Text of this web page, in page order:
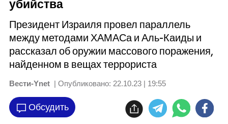
убийства
Президент Израиля провел параллель
между методами ХАМАСа и Аль-Каиды и
рассказал об оружии массового поражения,
найденном в вещах террориста
Вести-Ynet | Опубликовано: 22.10.23 | 19:55
Обсудить